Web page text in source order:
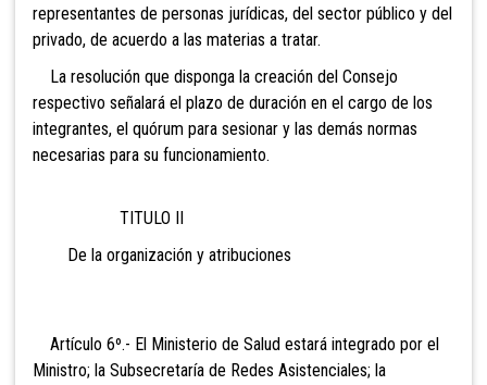
representantes de personas jurídicas, del sector público y del
privado, de acuerdo a las materias a tratar.
La resolución que disponga la creación del Consejo
respectivo señalará el plazo de duración en el cargo de los
integrantes, el quórum para sesionar y las demás normas
necesarias para su funcionamiento.
TITULO II
De la organización y atribuciones
Artículo 6º.- El Ministerio de Salud estará integrado por el
Ministro; la Subsecretaría de Redes Asistenciales; la